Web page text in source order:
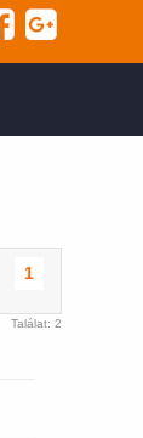
1
Találat: 2